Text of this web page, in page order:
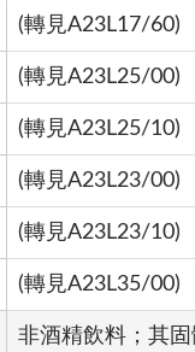
(轉見A23L17/60)
(轉見A23L25/00)
(轉見A23L25/10)
(轉見A23L23/00)
(轉見A23L23/10)
(轉見A23L35/00)
非酒精飲料；其